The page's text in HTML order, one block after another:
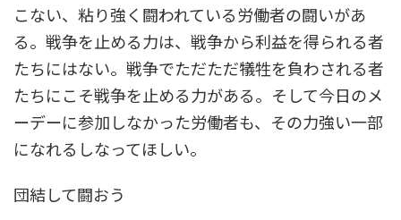
こない、粘り強く闘われている労働者の闘いがあ
る。戦争を止める力は、戦争から利益を得られる者
たちにはない。戦争でただただ犠牲を負わされる者
たちにこそ戦争を止める力がある。そして今日のメ
ーデーに参加しなかった労働者も、その力強い一部
になれるしなってほしい。
団結して闘おう